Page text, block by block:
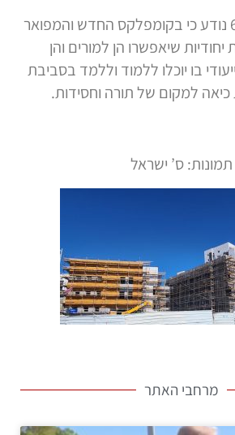
לחדשות חריש 634 נודע כי בקומפלקס החדש והמפואר
שיאפשרו הן למורים והן
בו יוכלו ללמוד וללמד בסביבת
כיאה למקום של תורה וחסידות.
תמונות: ס’ ישראל
מרחבי האתר